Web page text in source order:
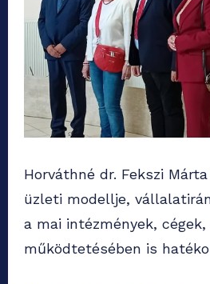
Horváthné dr. Fekszi
üzleti modellje,
a mai intézmények,
működtetésében is